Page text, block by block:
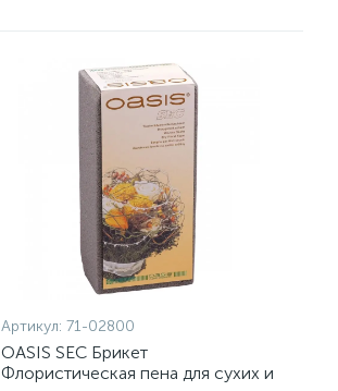
Артикул: 71-02800
OASIS SEC Брикет
Флористическая пена для сухих и